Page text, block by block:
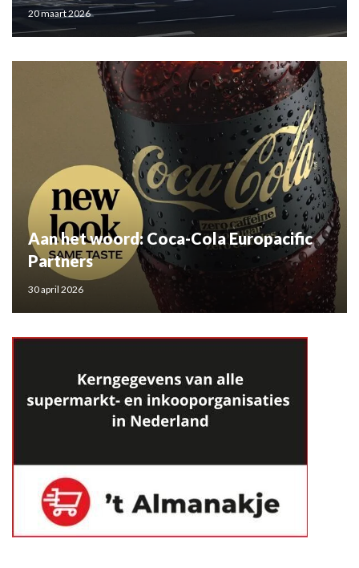
20 maart 2026
Aan het woord: Coca-Cola Europacific
Partners
30 april 2026